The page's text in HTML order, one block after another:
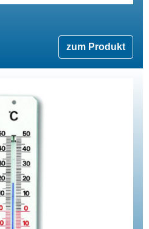
zum Produkt